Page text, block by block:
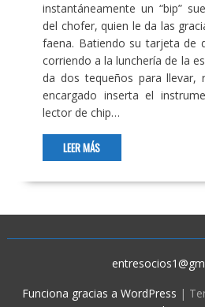
instantáneamente un “bip”
del chofer, quien le da las
faena. Batiendo su tarjeta de
corriendo a la lunchería de la
da dos tequeños para llevar,
encargado inserta el
lector de chip…
LEER MÁS
Funciona gracias a WordPress |